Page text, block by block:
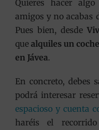
Quieres hacer
amigos y no acabas
Pues bien, desde
quealquiles un
en Jávea.
En concreto, debes
podrá interesar
espacioso y cuenta
haréis el